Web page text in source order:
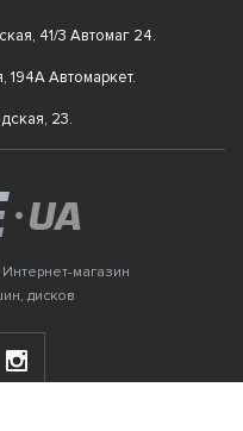
41/3 Автомаг 24.
194А Автомаркет.
23.
магазин
дисков